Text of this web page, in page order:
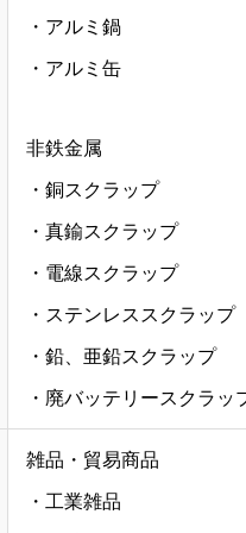
・アルミ鍋
・アルミ缶
非鉄金属
・銅スクラップ
・真鍮スクラップ
・電線スクラップ
・ステンレススクラップ
・鉛、亜鉛スクラップ
・廃バッテリースクラッ
雑品・貿易商品
・工業雑品